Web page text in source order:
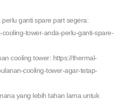
ganti spare part segera:
cooling-tower-anda-perlu-ganti-spare-
cooling tower: https://thermal-
cooling-tower-agar-tetap-
yang lebih tahan lama untuk